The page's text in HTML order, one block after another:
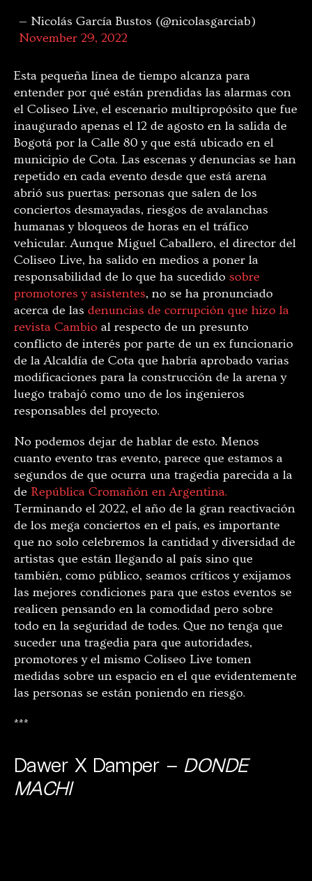
— Nicolás García Bustos (@nicolasgarciab)
November 29, 2022
Esta pequeña línea de tiempo alcanza para
entender por qué están prendidas las alarmas con
el Coliseo Live, el escenario multipropósito que fue
inaugurado apenas el 12 de agosto en la salida de
Bogotá por la Calle 80 y que está ubicado en el
municipio de Cota. Las escenas y denuncias se han
repetido en cada evento desde que está arena
abrió sus puertas: personas que salen de los
conciertos desmayadas, riesgos de avalanchas
humanas y bloqueos de horas en el tráfico
vehicular. Aunque Miguel Caballero, el director del
Coliseo Live, ha salido en medios a poner la
responsabilidad de lo que ha sucedido sobre
promotores y asistentes, no se ha pronunciado
acerca de las denuncias de corrupción que hizo la
revista Cambio al respecto de un presunto
conflicto de interés por parte de un ex funcionario
de la Alcaldía de Cota que habría aprobado varias
modificaciones para la construcción de la arena y
luego trabajó como uno de los ingenieros
responsables del proyecto.
No podemos dejar de hablar de esto. Menos
cuanto evento tras evento, parece que estamos a
segundos de que ocurra una tragedia parecida a la
de República Cromañón en Argentina.
Terminando el 2022, el año de la gran reactivación
de los mega conciertos en el país, es importante
que no solo celebremos la cantidad y diversidad de
artistas que están llegando al país sino que
también, como público, seamos críticos y exijamos
las mejores condiciones para que estos eventos se
realicen pensando en la comodidad pero sobre
todo en la seguridad de todes. Que no tenga que
suceder una tragedia para que autoridades,
promotores y el mismo Coliseo Live tomen
medidas sobre un espacio en el que evidentemente
las personas se están poniendo en riesgo.
***
Dawer X Damper – DONDE
MACHI